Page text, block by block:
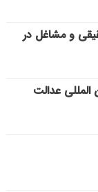
و مشاغل در
عدالت